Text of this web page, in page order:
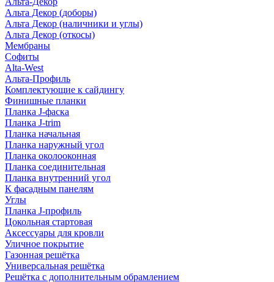
Альта Декор (доборы)
Альта Декор (наличники и углы)
Альта Декор (откосы)
Мембраны
Софиты
Alta-West
Альта-Профиль
Комплектующие к сайдингу
Финишные планки
Планка J-фаска
Планка J-trim
Планка начальная
Планка наружный угол
Планка околооконная
Планка соединительная
Планка внутренний угол
К фасадным панелям
Углы
Планка J-профиль
Цокольная стартовая
Аксессуары для кровли
Уличное покрытие
Газонная решётка
Универсальная решётка
Решётка с дополнительным обрамлением